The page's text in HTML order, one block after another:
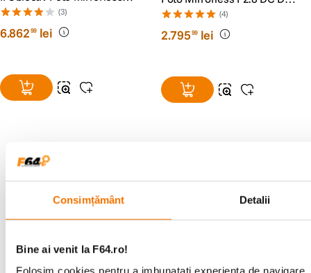
Consimțământ Detalii
Bine ai venit la F64.ro!
Montura Sony E
(3)
6.86299 lei
Contemporary Montura Sony
(4)
2.79599 lei
Alatura-te comunitatii creatorilor
Descopera inspiratie, recomandari utile,
ghiduri foto-video si oferte pregatite special
pentru tine.